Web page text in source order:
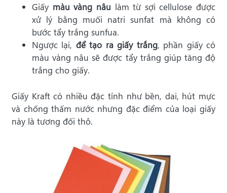
Giấy màu vàng nâu làm từ sợi cellulose được
xử lý bằng muối natri sunfat mà không có
bước tẩy trắng sunfua.
Ngược lại, để tạo ra giấy trắng, phần giấy có
màu vàng nâu sẽ được tẩy trắng giúp tăng độ
trắng cho giấy.
Giấy Kraft có nhiều đặc tính như bền, dai, hút mực
và chống thấm nước nhưng đặc điểm của loại giấy
này là tương đối thô.